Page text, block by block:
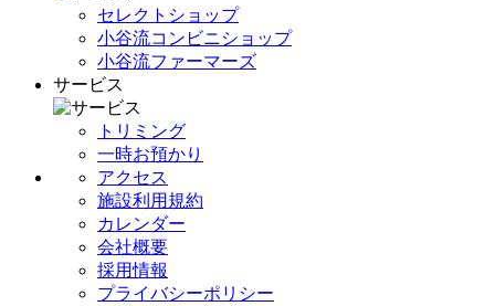
セレクトショップ
小谷流コンビニショップ
小谷流ファーマーズ
サービス
トリミング
一時お預かり
アクセス
施設利用規約
カレンダー
会社概要
採用情報
プライバシーポリシー